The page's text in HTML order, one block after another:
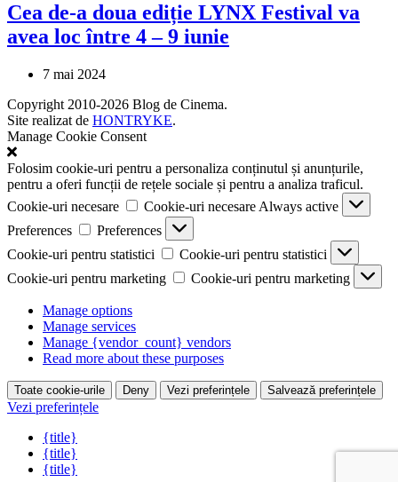
Cea de-a doua ediție LYNX Festival va
avea loc între 4 – 9 iunie
7 mai 2024
Copyright 2010-2026 Blog de Cinema.
Site realizat de HONTRYKE.
Manage Cookie Consent
Folosim cookie-uri pentru a personaliza conținutul și anunțurile,
pentru a oferi funcții de rețele sociale și pentru a analiza traficul.
Cookie-uri necesare
Cookie-uri necesare Always active
Preferences
Preferences
Cookie-uri pentru statistici
Cookie-uri pentru statistici
Cookie-uri pentru marketing
Cookie-uri pentru marketing
Manage options
Manage services
Manage {vendor_count} vendors
Read more about these purposes
Toate cookie-urile Deny Vezi preferințele Salvează preferințele
Vezi preferințele
{title}
{title}
{title}